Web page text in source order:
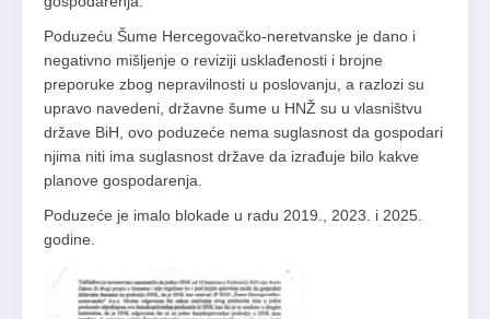
Poduzeću Šume Hercegovačko-neretvanske je dano i
negativno mišljenje o reviziji usklađenosti i brojne
preporuke zbog nepravilnosti u poslovanju, a razlozi su
upravo navedeni, državne šume u HNŽ su u vlasništvu
države BiH, ovo poduzeće nema suglasnost da gospodari
njima niti ima suglasnost države da izrađuje bilo kakve
planove gospodarenja.
Poduzeće je imalo blokade u radu 2019., 2023. i 2025.
godine.